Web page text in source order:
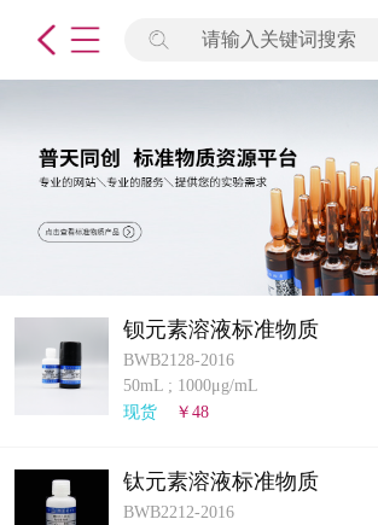
请输入关键词搜索
钡元素溶液标准物质
BWB2128-2016
50mL ; 1000μg/mL
现货
￥48
钛元素溶液标准物质
BWB2212-2016
签到
标准物质
产品专项
微生物检测/质控品
定制标物
定制仪器